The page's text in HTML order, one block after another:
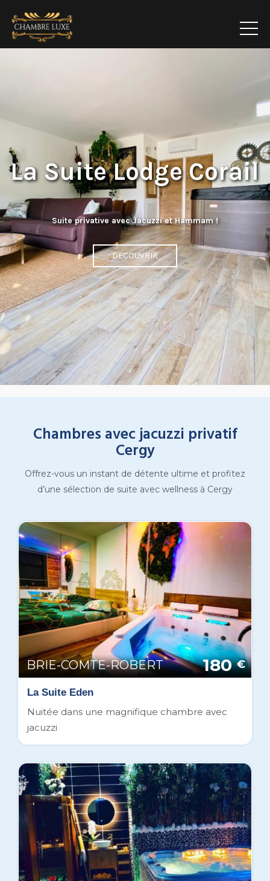
La Suite Lodge Corail
DECOUVRIR
Suite privative avec Jacuzzi et Hammam !
Chambres avec jacuzzi privatif
Cergy
Offrez-vous un instant de détente ultime et profitez
d’une sélection de suite avec wellness à Cergy
BRIE-COMTE-ROBERT 180 €
La Suite Eden
Nuitée dans une magnifique chambre avec
jacuzzi